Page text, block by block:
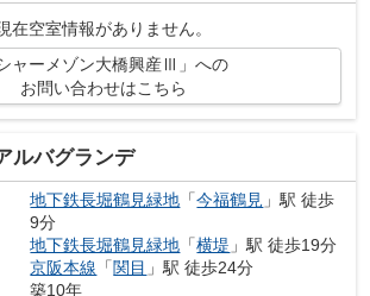
在空室情報がありません。
シャーメゾン大橋興産Ⅲ」への
お問い合わせはこちら
ルバグランデ
地下鉄長堀鶴見緑地 「今福鶴見 」駅 徒歩
9分
地下鉄長堀鶴見緑地 「横堤 」駅 徒歩19分
京阪本線 「関目 」駅 徒歩24分
築10年